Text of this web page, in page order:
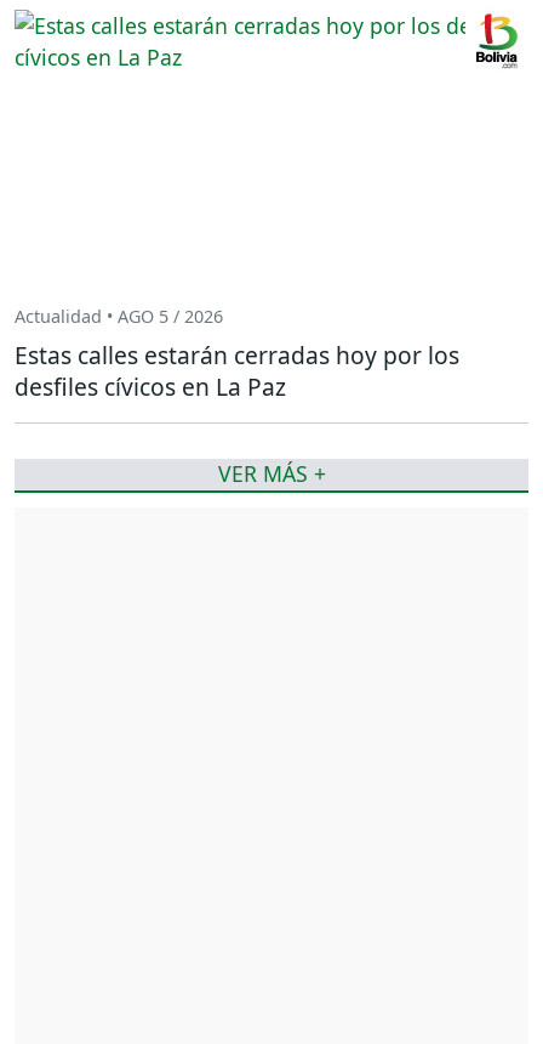
Actualidad • AGO 5 / 2026
Estas calles estarán cerradas hoy por los
desfiles cívicos en La Paz
VER MÁS +